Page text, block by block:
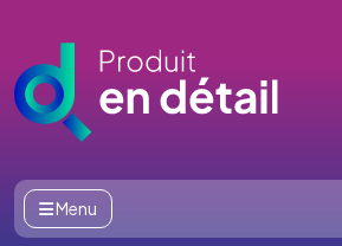
Menu